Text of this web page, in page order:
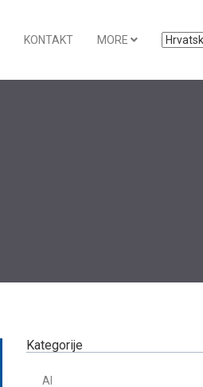
KONTAKT MORE
Kategorije
AI